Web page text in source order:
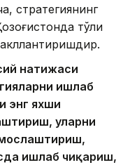
стратегиянинг
тўлиқ
натижаси
ишлаб
энг яхши
уларни
ишлаб чиқариш,